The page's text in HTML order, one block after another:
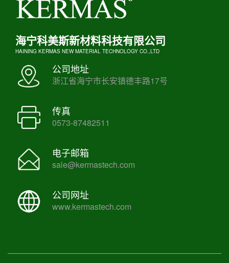
海宁科美斯新材料科技有限公司
HAINING KERMAS NEW MATERIAL TECHNOLOGY CO.,LTD
公司地址
浙江省海宁市长安镇德丰路17号
传真
0573-87482511
电子邮箱
sale@kermastech.com
公司网址
www.kermastech.com